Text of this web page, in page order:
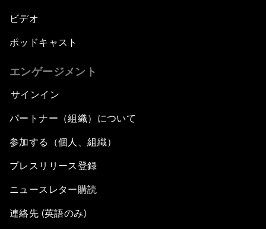
ビデオ
ポッドキャスト
エンゲージメント
サインイン
パートナー（組織）について
参加する（個人、組織）
プレスリリース登録
ニュースレター購読
連絡先 (英語のみ)